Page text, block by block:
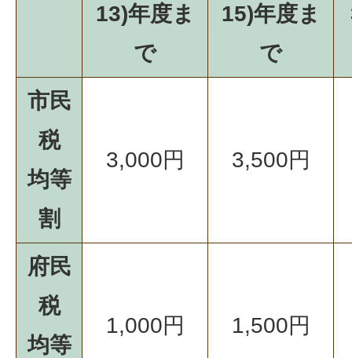
13)年度ま
で
15)年度ま
で
市民
税
均等
割
3,000円 3,500円
府民
税
均等
1,000円 1,500円